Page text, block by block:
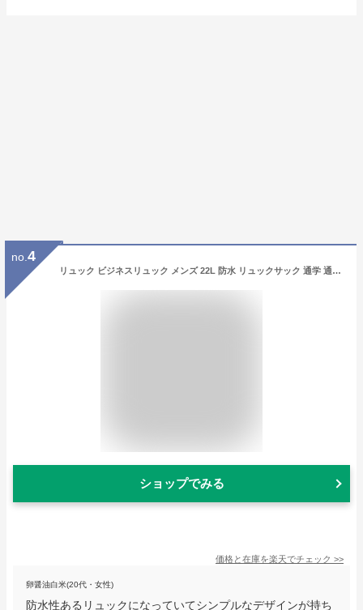
no. 4
リュック ビジネスリュック メンズ 22L 防水 リュックサック 通学 通勤 出張 旅行 カジュアル おしゃれ シンプル スクエア 大容量 A4 ブランド バックパック ビジネス レディース かっこいい FIRST DOWN ファーストダウン
ショップでみる
価格と在庫を楽天でチェック >>
卵醤油白米(20代・女性)
防水性あるリュックになっていてシンプルなデザインが持ち